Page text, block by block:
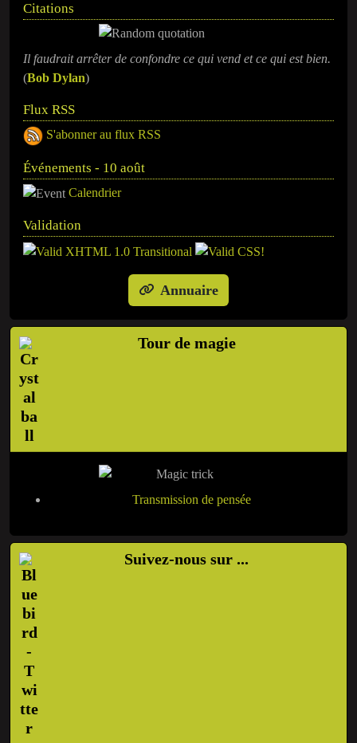
Citations
Il faudrait arrêter de confondre ce qui vend et ce qui est bien.
(Bob Dylan)
Flux RSS
S'abonner au flux RSS
Événements - 10 août
Calendrier
Validation
Annuaire
Tour de magie
Transmission de pensée
Suivez-nous sur ...